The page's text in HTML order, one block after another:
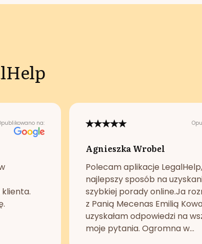
na:
Agnieszka Wrobel
Polecam aplikacje
najlepszy sposób na
szybkiej porady online.Ja
z Panią Mecenas Emilią
uzyskałam odpowiedzi na
moje pytania. Ogromna w...